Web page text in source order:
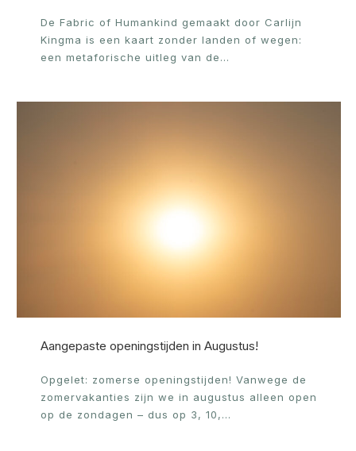
De Fabric of Humankind gemaakt door Carlijn
Kingma is een kaart zonder landen of wegen:
een metaforische uitleg van de…
Aangepaste openingstijden in Augustus!
Opgelet: zomerse openingstijden! Vanwege de
zomervakanties zijn we in augustus alleen open
op de zondagen – dus op 3, 10,…